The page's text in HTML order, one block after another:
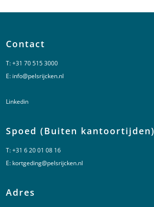
Contact
T:+31 70 515 3000
E: info@pelsrijcken.nl
Linkedin
Spoed (Buiten kantoortijden)
T:+31 6 20 01 08 16
E: kortgeding@pelsrijcken.nl
Adres